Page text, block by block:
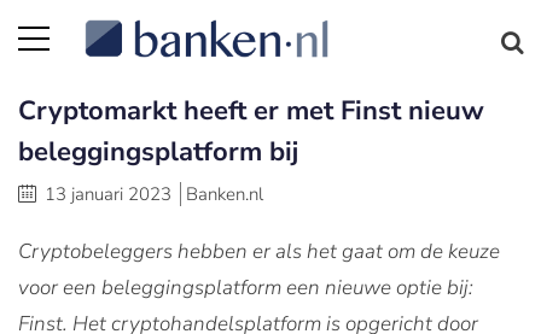
Cryptomarkt heeft er met Finst nieuw
beleggingsplatform bij
13 januari 2023 Banken.nl
Cryptobeleggers hebben er als het gaat om de keuze
voor een beleggingsplatform een nieuwe optie bij:
Finst. Het cryptohandelsplatform is opgericht door